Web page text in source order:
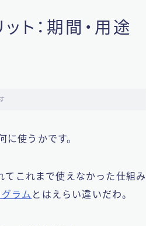
ト：期間・用途
使うかです。
てこれまで使えなかった仕組み
ラム とはえらい違いだわ。